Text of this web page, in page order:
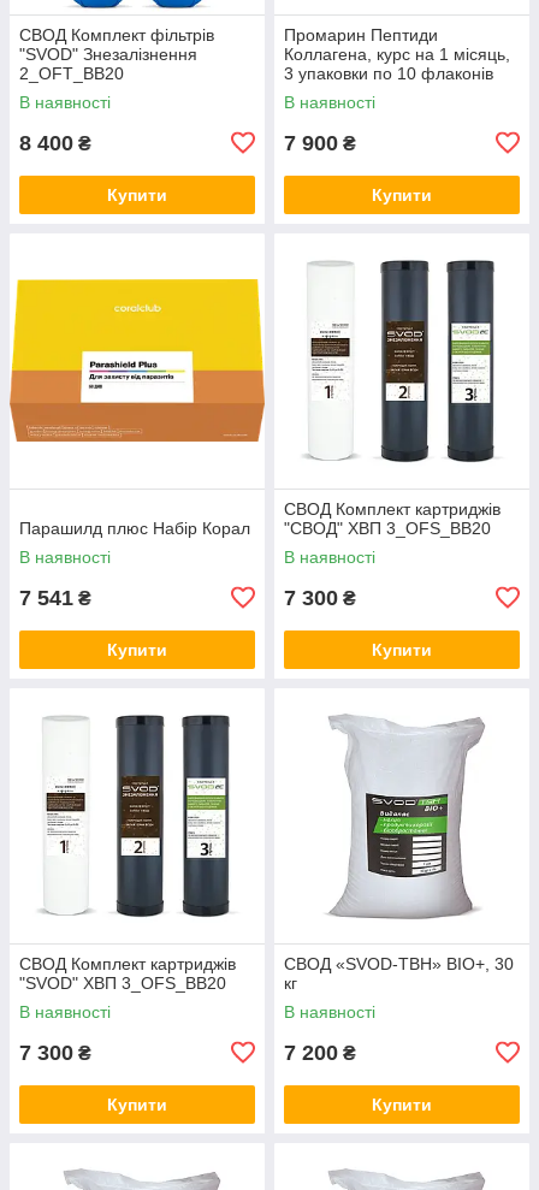
СВОД Комплект фільтрів
"SVOD" Знезалізнення
2_OFT_BB20
В наявності
8 400 ₴
Купити
Промарин Пептиди
Коллагена, курс на 1 місяць,
3 упаковки по 10 флаконів
В наявності
7 900 ₴
Купити
Парашилд плюс Набір Корал
В наявності
7 541 ₴
Купити
СВОД Комплект картриджів
"СВОД" ХВП 3_OFS_BB20
В наявності
7 300 ₴
Купити
СВОД Комплект картриджів
"SVOD" ХВП 3_OFS_BB20
В наявності
7 300 ₴
Купити
СВОД «SVOD-ТВН» BIO+, 30
кг
В наявності
7 200 ₴
Купити